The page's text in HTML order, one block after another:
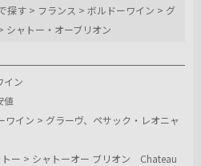
探す > フランス >ボルドーワイン > グ
シャトー・オーブリオン
イン
値
ワイン > グラーヴ、ペサック・レオニャ
ー > シャトーオー ブリオン Chateau